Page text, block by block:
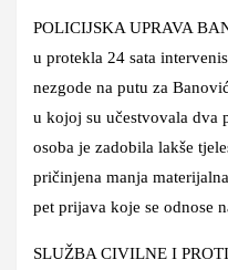
POLICIJSKA UPRAVA
u protekla 24 sata
nezgode na putu za
u kojoj su učestvovala dva
osoba je zadobila lakše
pričinjena manja
pet prijava koje se odnose
SLUŽBA CIVILNE I